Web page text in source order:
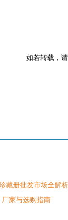
如若转载，